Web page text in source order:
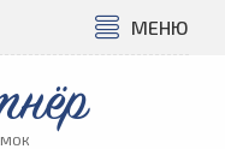
МЕНЮ